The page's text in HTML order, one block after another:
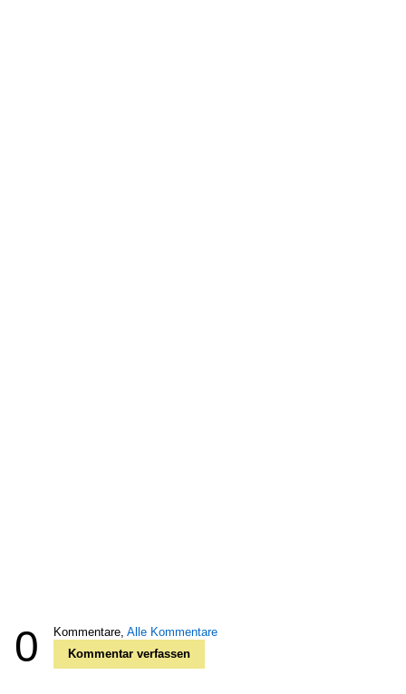
0 Kommentare, Alle Kommentare
Kommentar verfassen